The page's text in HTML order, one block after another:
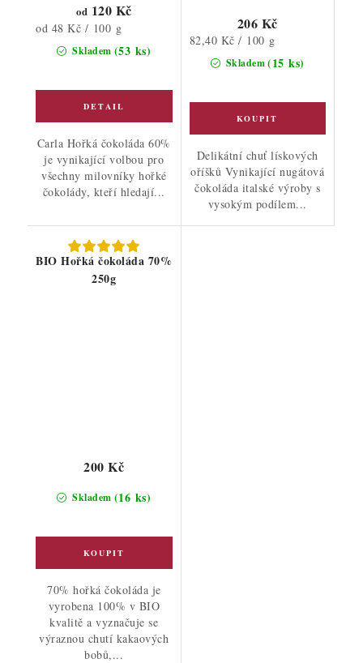
Skladem (53 ks)
od 120 Kč
Měrná
cena:
od 48 Kč / 100 g
Carla Hořká čokoláda 60%
je vynikající volbou pro
všechny milovníky hořké
čokolády, kteří hledají...
Skladem(15 ks)
206 Kč
Měrná
cena:
82,40 Kč / 100 g
Delikátní chuť lískových
oříšků Vynikající nugátová
čokoláda italské výroby s
vysokým podílem...
BIO Hořká čokoláda 70%
250g
Skladem (16 ks)
200 Kč
70% hořká čokoláda je
vyrobena 100% v BIO
kvalitě a vyznačuje se
výraznou chutí kakaových
bobů,...